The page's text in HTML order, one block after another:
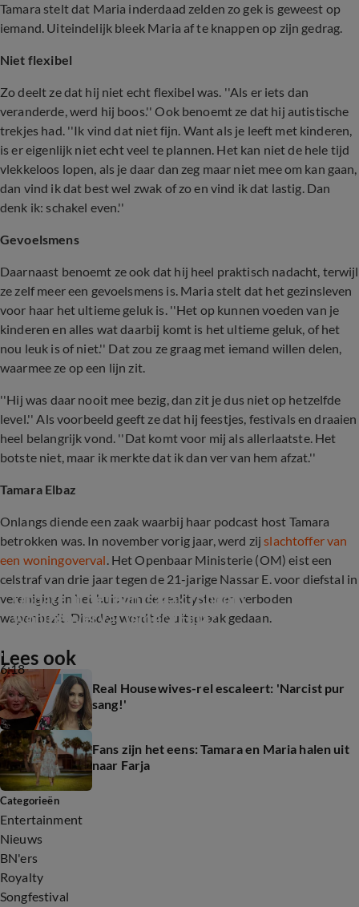
Tamara stelt dat Maria inderdaad zelden zo gek is geweest op
iemand. Uiteindelijk bleek Maria af te knappen op zijn gedrag.
Niet flexibel
Zo deelt ze dat hij niet echt flexibel was. ''Als er iets dan
veranderde, werd hij boos.'' Ook benoemt ze dat hij autistische
trekjes had. ''Ik vind dat niet fijn. Want als je leeft met kinderen,
is er eigenlijk niet echt veel te plannen. Het kan niet de hele tijd
vlekkeloos lopen, als je daar dan zeg maar niet mee om kan gaan,
dan vind ik dat best wel zwak of zo en vind ik dat lastig. Dan
denk ik: schakel even.''
Gevoelsmens
Daarnaast benoemt ze ook dat hij heel praktisch nadacht, terwijl
ze zelf meer een gevoelsmens is. Maria stelt dat het gezinsleven
voor haar het ultieme geluk is. ''Het op kunnen voeden van je
kinderen en alles wat daarbij komt is het ultieme geluk, of het
nou leuk is of niet.'' Dat zou ze graag met iemand willen delen,
waarmee ze op een lijn zit.
''Hij was daar nooit mee bezig, dan zit je dus niet op hetzelfde
level.'' Als voorbeeld geeft ze dat hij feestjes, festivals en draaien
heel belangrijk vond. ''Dat komt voor mij als allerlaatste. Het
botste niet, maar ik merkte dat ik dan ver van hem afzat.''
Tamara Elbaz
Onlangs diende een zaak waarbij haar podcast host Tamara
betrokken was. In november vorig jaar, werd zij slachtoffer van
een woningoverval. Het Openbaar Ministerie (OM) eist een
celstraf van drie jaar tegen de 21-jarige Nassar E. voor diefstal in
vereniging in het huis van de realityster en verboden
wapenbezit. Dinsdag wordt de uitspraak gedaan.
6:18
Update in de rechtszaak rondom
woningoverval Tamara Elbaz
Lees ook
Real Housewives-rel escaleert: 'Narcist pur
sang!'
Fans zijn het eens: Tamara en Maria halen uit
naar Farja
Categorieën
Entertainment
Nieuws
BN'ers
Royalty
Songfestival